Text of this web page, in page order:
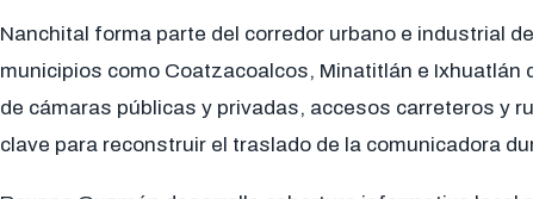
Nanchital forma parte del corredor urbano e industrial
municipios como Coatzacoalcos, Minatitlán e Ixhuatlán
de cámaras públicas y privadas, accesos carreteros y
clave para reconstruir el traslado de la comunicadora